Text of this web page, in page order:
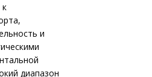
и
диапазон